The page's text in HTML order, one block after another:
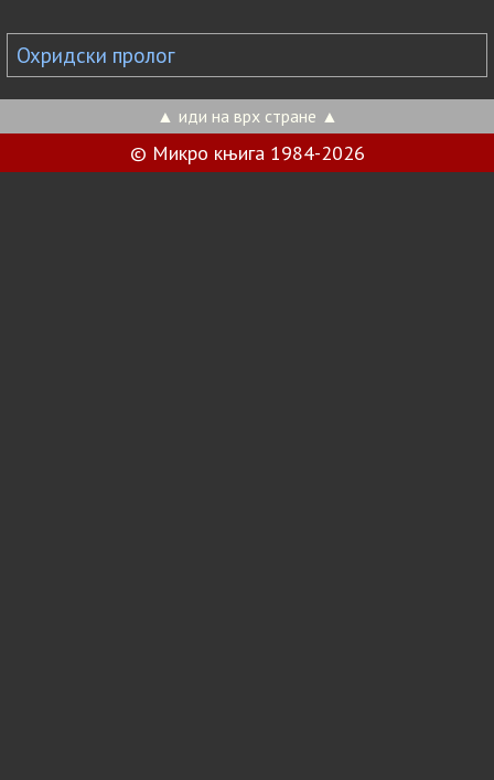
Охридски пролог
▲ иди на врх стране ▲
© Микро књига 1984-2026